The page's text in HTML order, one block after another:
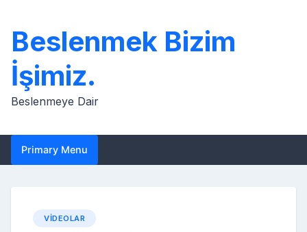
content
Beslenmek Bizim
İşimiz.
Beslenmeye Dair
Primary Menu
VIDEOLAR